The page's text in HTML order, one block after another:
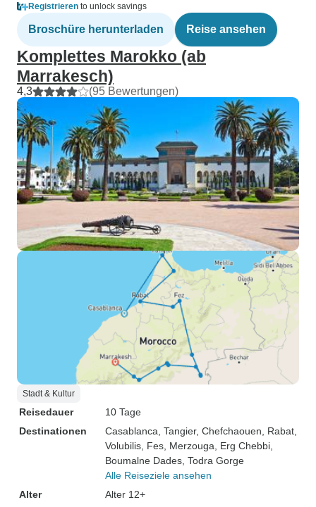
Registrieren to unlock savings
Broschüre herunterladen Reise ansehen
Komplettes Marokko (ab
Marrakesch)
4,3 (95 Bewertungen)
Stadt & Kultur
Reisedauer
10 Tage
Destinationen
Casablanca , Tangier, Chefchaouen , Rabat
Volubilis , Fes , Merzouga , Erg Chebbi
Boumalne Dades , Todra Gorge
Alle Reiseziele ansehen
Alter
Alter 12+